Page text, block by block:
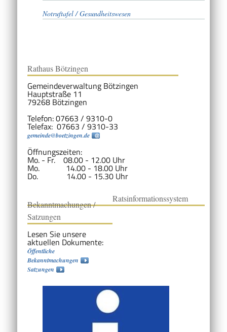
Notruftafel / Gesundheitswesen
Rathaus Bötzingen
Gemeindeverwaltung Bötzingen
Hauptstraße 11
79268 Bötzingen
Telefon: 07663 / 9310-0
Telefax: 07663 / 9310-33
gemeinde@boetzingen.de
Öffnungszeiten:
Mo. - Fr. 08.00 - 12.00 Uhr
Mo. 14.00 - 18.00 Uhr
Do. 14.00 - 15.30 Uhr
Bekanntmachungen /
Satzungen
Lesen Sie unsere
aktuellen Dokumente:
Öffentliche
Bekanntmachungen
Satzungen
Ratsinformationssystem